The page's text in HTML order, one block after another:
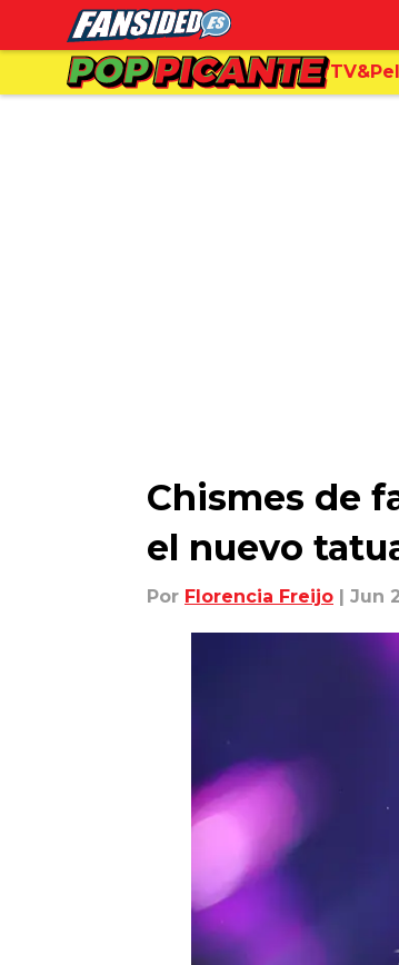
Chismes de
el nuevo
Por Florencia Freijo | Jun